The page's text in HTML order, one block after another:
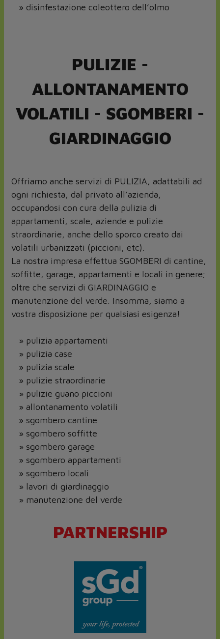
» disinfestazione coleottero dell’olmo
PULIZIE -
ALLONTANAMENTO
VOLATILI - SGOMBERI -
GIARDINAGGIO
Offriamo anche servizi di PULIZIA, adattabili ad
ogni richiesta, dal privato all’azienda,
occupandosi con cura della pulizia di
appartamenti, scale, aziende e pulizie
straordinarie, anche dello sporco creato dai
volatili urbanizzati (piccioni, etc).
La nostra impresa effettua SGOMBERI di cantine,
soffitte, garage, appartamenti e locali in genere;
oltre che servizi di GIARDINAGGIO e
manutenzione del verde. Insomma, siamo a
vostra disposizione per qualsiasi esigenza!
» pulizia appartamenti
» pulizia case
» pulizia scale
» pulizie straordinarie
» pulizie guano piccioni
» allontanamento volatili
» sgombero cantine
» sgombero soffitte
» sgombero garage
» sgombero appartamenti
» sgombero locali
» lavori di giardinaggio
» manutenzione del verde
PARTNERSHIP